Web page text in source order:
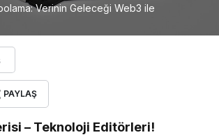
Verinin Geleceği Web3 ile
PAYLAŞ
– Teknoloji Editörleri!